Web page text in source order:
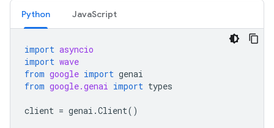
Python JavaScript
import asyncio
import wave
from google import genai
from google.genai import types
client = genai .Client()